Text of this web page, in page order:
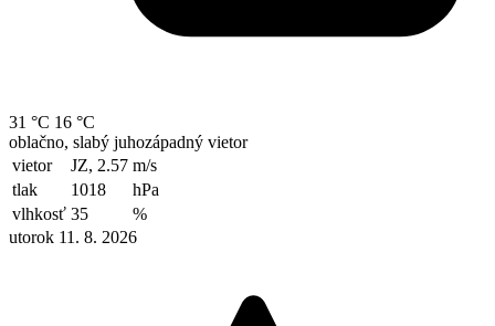
31 °C 16 °C
oblačno, slabý juhozápadný vietor
vietor
JZ, 2.57 m/s
tlak
1018
hPa
vlhkosť 35
%
utorok 11. 8. 2026